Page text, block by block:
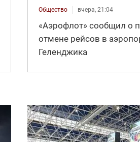
Общество вчера, 21:04
«Аэрофлот» сообщил о
отмене рейсов в
Геленджика